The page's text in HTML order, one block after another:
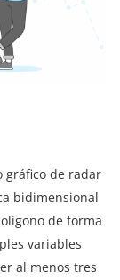
gráfico de radar
bidimensional
de forma
variables
al menos tres